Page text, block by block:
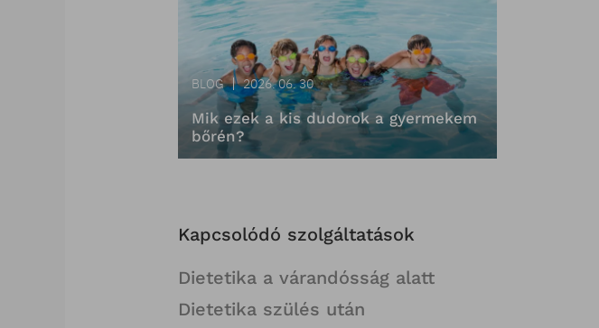
BLOG 2026. 06. 30
Mik ezek a kis dudorok a gyermekem
bőrén?
Kapcsolódó szolgáltatások
Dietetika a várandósság alatt
Dietetika szülés után